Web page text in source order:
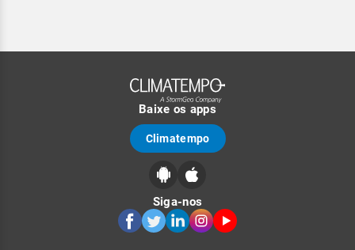
Baixe os apps
Climatempo
Siga-nos